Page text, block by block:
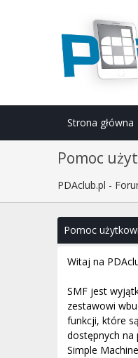
Strona główna
Pomoc
PDAclub.pl -
Pomoc
Witaj na
SMF jest
zestawowi
funkcji, które
dostępnych na
Simple